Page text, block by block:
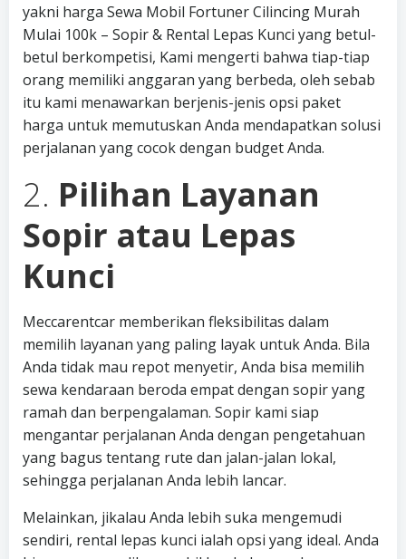
yakni harga Sewa Mobil Fortuner Cilincing Murah
Mulai 100k – Sopir & Rental Lepas Kunci yang betul-
betul berkompetisi, Kami mengerti bahwa tiap-tiap
orang memiliki anggaran yang berbeda, oleh sebab
itu kami menawarkan berjenis-jenis opsi paket
harga untuk memutuskan Anda mendapatkan solusi
perjalanan yang cocok dengan budget Anda.
2. Pilihan Layanan
Sopir atau Lepas
Kunci
Meccarentcar memberikan fleksibilitas dalam
memilih layanan yang paling layak untuk Anda. Bila
Anda tidak mau repot menyetir, Anda bisa memilih
sewa kendaraan beroda empat dengan sopir yang
ramah dan berpengalaman. Sopir kami siap
mengantar perjalanan Anda dengan pengetahuan
yang bagus tentang rute dan jalan-jalan lokal,
sehingga perjalanan Anda lebih lancar.
Melainkan, jikalau Anda lebih suka mengemudi
sendiri, rental lepas kunci ialah opsi yang ideal. Anda